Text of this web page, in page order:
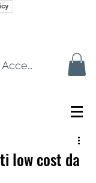
Accedi
low cost da